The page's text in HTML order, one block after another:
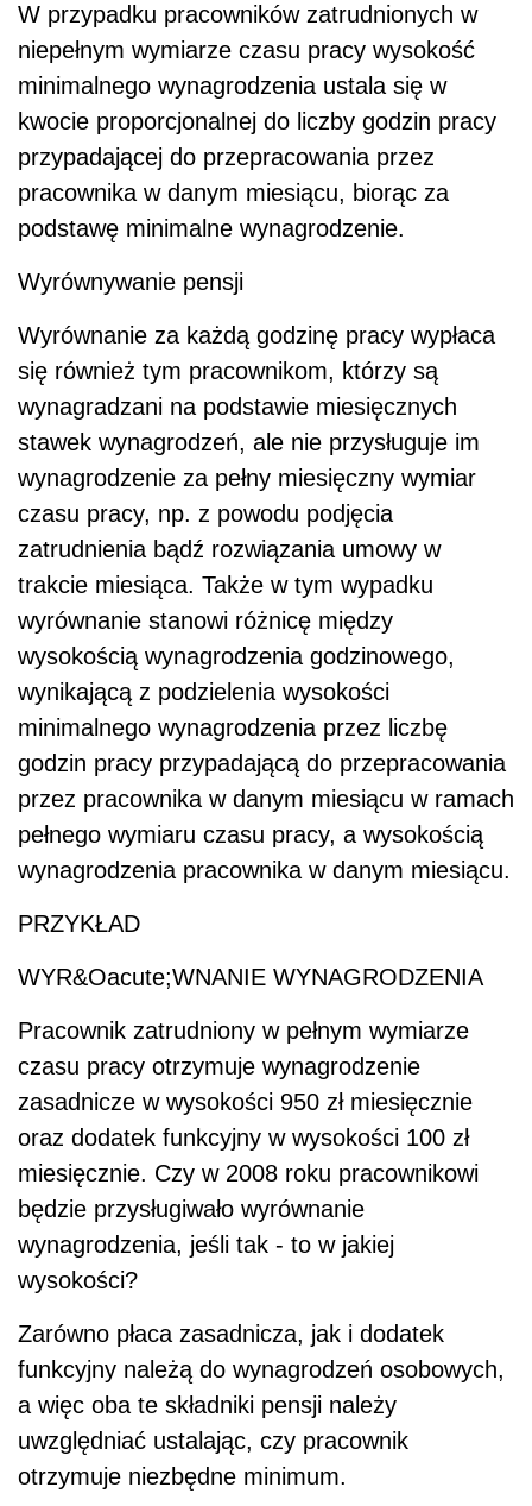
W przypadku pracowników zatrudnionych w
niepełnym wymiarze czasu pracy wysokość
minimalnego wynagrodzenia ustala się w
kwocie proporcjonalnej do liczby godzin pracy
przypadającej do przepracowania przez
pracownika w danym miesiącu, biorąc za
podstawę minimalne wynagrodzenie.
Wyrównywanie pensji
Wyrównanie za każdą godzinę pracy wypłaca
się również tym pracownikom, którzy są
wynagradzani na podstawie miesięcznych
stawek wynagrodzeń, ale nie przysługuje im
wynagrodzenie za pełny miesięczny wymiar
czasu pracy, np. z powodu podjęcia
zatrudnienia bądź rozwiązania umowy w
trakcie miesiąca. Także w tym wypadku
wyrównanie stanowi różnicę między
wysokością wynagrodzenia godzinowego,
wynikającą z podzielenia wysokości
minimalnego wynagrodzenia przez liczbę
godzin pracy przypadającą do przepracowania
przez pracownika w danym miesiącu w ramach
pełnego wymiaru czasu pracy, a wysokością
wynagrodzenia pracownika w danym miesiącu.
PRZYKŁAD
WYR&Oacute;WNANIE WYNAGRODZENIA
Pracownik zatrudniony w pełnym wymiarze
czasu pracy otrzymuje wynagrodzenie
zasadnicze w wysokości 950 zł miesięcznie
oraz dodatek funkcyjny w wysokości 100 zł
miesięcznie. Czy w 2008 roku pracownikowi
będzie przysługiwało wyrównanie
wynagrodzenia, jeśli tak - to w jakiej
wysokości?
Zarówno płaca zasadnicza, jak i dodatek
funkcyjny należą do wynagrodzeń osobowych,
a więc oba te składniki pensji należy
uwzględniać ustalając, czy pracownik
otrzymuje niezbędne minimum.